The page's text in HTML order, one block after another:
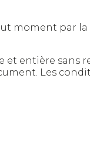
moment par
entière sans
Les